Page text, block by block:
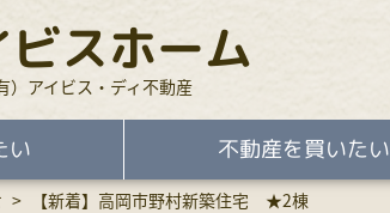
ビスホーム
）アイビス・ディ不動産
い 不動産を買いたい
> 【新着】高岡市野村新築住宅 ★2棟